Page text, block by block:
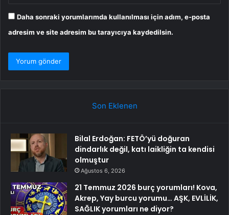
Daha sonraki yorumlarımda kullanılması için adım, e-posta
adresim ve site adresim bu tarayıcıya kaydedilsin.
Son Eklenen
Bilal Erdoğan: FETÖ’yü doğuran
dindarlık değil, katı laikliğin ta kendisi
olmuştur
Ağustos 6, 2026
21 Temmuz 2026 burç yorumları! Kova,
Akrep, Yay burcu yorumu… AŞK, EVLİLİK,
SAĞLIK yorumları ne diyor?